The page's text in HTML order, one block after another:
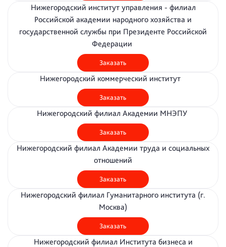
Нижегородский институт управления - филиал
Российской академии народного хозяйства и
государственной службы при Президенте Российской
Федерации
Заказать
Нижегородский коммерческий институт
Заказать
Нижегородский филиал Академии МНЭПУ
Заказать
Нижегородский филиал Академии труда и социальных
отношений
Заказать
Нижегородский филиал Гуманитарного института (г.
Москва)
Заказать
Нижегородский филиал Института бизнеса и